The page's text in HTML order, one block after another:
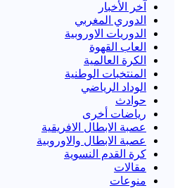
آخر الأخبار
الدوري المغربي
الدوريات الاوروبية
العاب القهوة
الكرة العالمية
المنتخبات الوطنية
الوداد الرياضي
حوادث
رياضات أخرى
عصبة الابطال الافريقية
عصبة الابطال والاوروبية
كرة القدم النسوية
مقالات
منوعات